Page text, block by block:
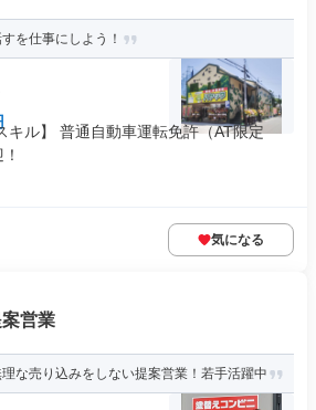
を仕事にしよう！
キル】 普通自動車運転免許（AT限定
気になる
営業
な売り込みをしない提案営業！若手活躍中